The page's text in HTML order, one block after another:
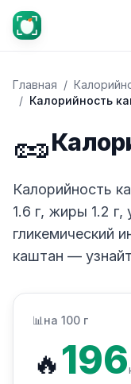
Главная /
/ Калорийность
🥜
Калорийность
1.6 г, жиры 1.2 г,
гликемический
каштан —
📊 на 100 г
🔥196